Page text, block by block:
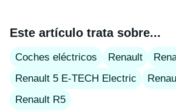
Este artículo trata sobre...
Coches eléctricos Renault
Renault 5 E-TECH Electric
Renault R5